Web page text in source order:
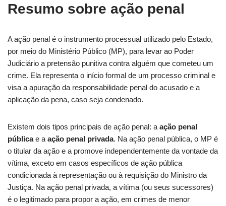
Resumo sobre ação penal
A ação penal é o instrumento processual utilizado pelo Estado,
por meio do Ministério Público (MP), para levar ao Poder
Judiciário a pretensão punitiva contra alguém que cometeu um
crime. Ela representa o início formal de um processo criminal e
visa a apuração da responsabilidade penal do acusado e a
aplicação da pena, caso seja condenado.
Existem dois tipos principais de ação penal: a ação penal
públicae a ação penal privada. Na ação penal pública, o MP é
o titular da ação e a promove independentemente da vontade da
vítima, exceto em casos específicos de ação pública
condicionada à representação ou à requisição do Ministro da
Justiça. Na ação penal privada, a vítima (ou seus sucessores)
é o legitimado para propor a ação, em crimes de menor